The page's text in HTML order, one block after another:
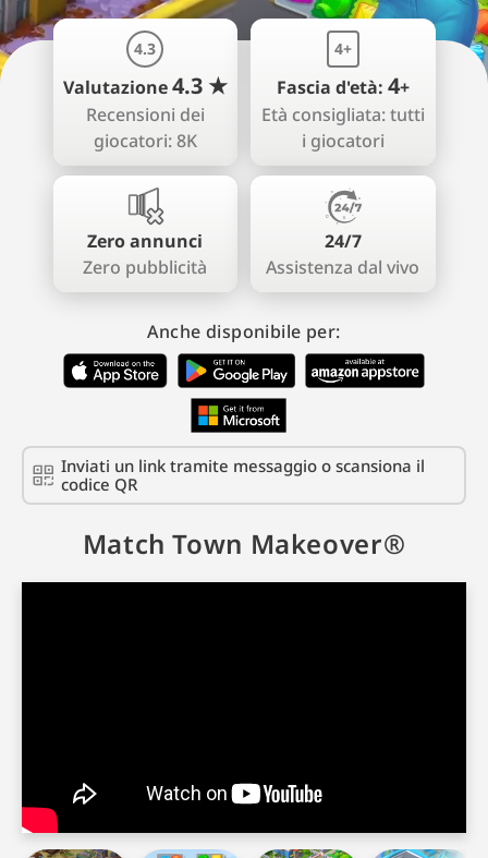
4.3
Valutazione4.3 ★
Recensioni dei
giocatori: 8K
4+
Fascia d'età: 4+
Età consigliata: tutti
i giocatori
Zero annunci
Zero pubblicità
24/7
Assistenza dal vivo
Anche disponibile per:
Inviati un link tramite messaggio o scansiona il
codice QR
Match Town Makeover®